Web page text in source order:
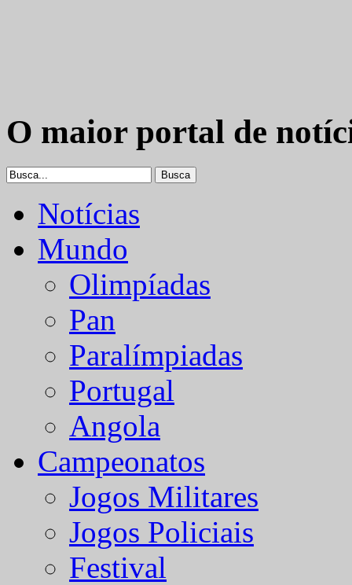
O maior portal de
Notícias
Mundo
Olimpíadas
Pan
Paralímpiadas
Portugal
Angola
Campeonatos
Jogos Militares
Jogos Policiais
Festival